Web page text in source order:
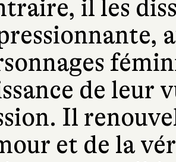
il les
de leur
Il
et de la